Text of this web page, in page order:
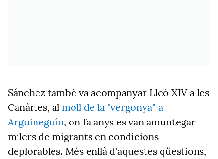
Sánchez també va acompanyar Lleó XIV a les
Canàries, al moll de la "vergonya" a
Arguineguín, on fa anys es van amuntegar
milers de migrants en condicions
deplorables. Més enllà d'aquestes qüestions,